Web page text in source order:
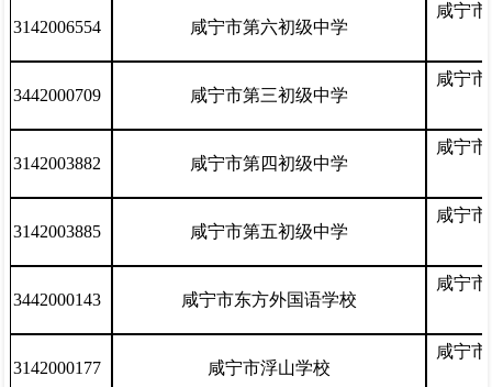
3142006554 咸宁市第六初级中学
咸宁
3442000709 咸宁市第三初级中学
咸宁
3142003882 咸宁市第四初级中学
咸宁
3142003885 咸宁市第五初级中学
咸宁
3442000143 咸宁市东方外国语学校
咸宁
3142000177 咸宁市浮山学校
咸宁